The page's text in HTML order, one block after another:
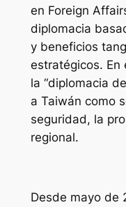
en Foreign
diplomacia
y beneficios
estratégicos. En
la “diplomacia
a Taiwán como
seguridad, la
regional.
Desde mayo de